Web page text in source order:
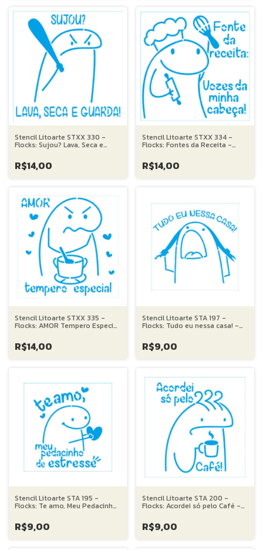
Stencil Litoarte STXX 330 -
Flocks: Sujou? Lava, Seca e
Guarda! - 20X20 cm
R$14,00
Stencil Litoarte STXX 334 -
Flocks: Fontes da Receita -
R$14,00
Stencil Litoarte STXX 335 -
Flocks: AMOR Tempero Especial
R$14,00
Stencil Litoarte STA 197 -
Flocks: Tudo eu nessa casa! -
R$9,00
Stencil Litoarte STA 195 -
Flocks: Te amo, Meu Pedacinho
R$9,00
Stencil Litoarte STA 200 -
Flocks: Acordei só pelo Café -
R$9,00